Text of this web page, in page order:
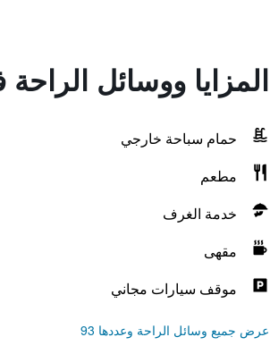
المزايا ووسائل
حمام سباحة خارجي
مطعم
خدمة الغرف
مقهى
موقف سيارات مجاني
عرض جميع وسائل الراحة وعددها 93